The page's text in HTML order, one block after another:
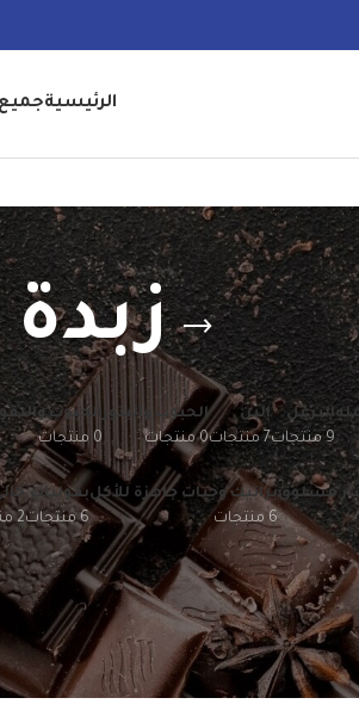
الرئيسية
البرغل
9 منتجات
البن
7 منتجات
الحبوب والبذور
0 منتجات
الحبوب
0 منتجات
مسلوقبراتيك وجبات جاهزة للأكل
6 منتجات
بقوليات
6 منتجات
2 منتجات